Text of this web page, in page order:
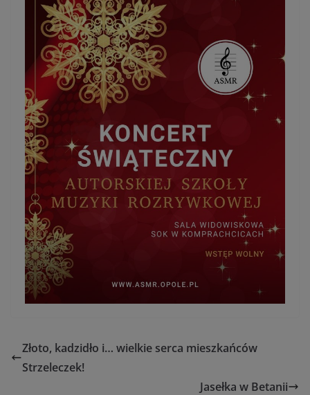
Złoto, kadzidło i… wielkie serca mieszkańców
Strzeleczek!
Jasełka w Betanii